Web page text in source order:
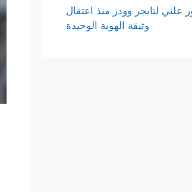
علني لتايجر وودز منذ اعتقال
وثيقة الهوية الوحيدة